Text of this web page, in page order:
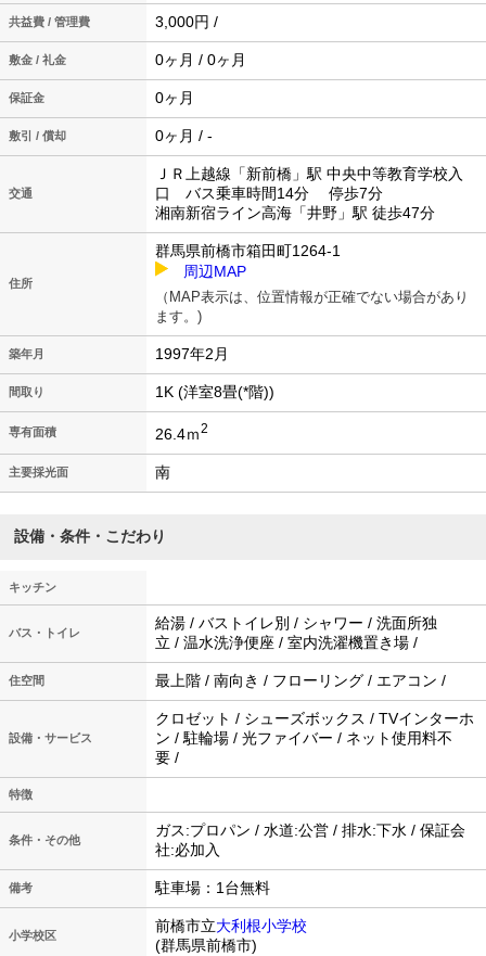
共益費 / 管理費 3,000円 /
敷金 / 礼金 0ヶ月 / 0ヶ月
保証金 0ヶ月
敷引 / 償却 0ヶ月 / -
交通
ＪＲ上越線「新前橋」駅 中央中等教育学校入
口 バス乗車時間14分 停歩7分
湘南新宿ライン高海「井野」駅 徒歩47分
住所
群馬県前橋市箱田町1264-1
周辺MAP
（MAP表示は、位置情報が正確でない場合があり
ます。)
築年月 1997年2月
間取り 1K (洋室8畳(*階))
専有面積 26.4ｍ2
主要採光面 南
設備・条件・こだわり
キッチン
バス・トイレ
給湯 / バストイレ別 / シャワー / 洗面所独
立 / 温水洗浄便座 / 室内洗濯機置き場 /
住空間 最上階 / 南向き / フローリング / エアコン /
設備・サービス
クロゼット / シューズボックス / TVインターホ
ン / 駐輪場 / 光ファイバー / ネット使用料不
要 /
特徴
条件・その他
ガス:プロパン / 水道:公営 / 排水:下水 / 保証会
社:必加入
備考 駐車場：1台無料
小学校区
前橋市立大利根小学校
(群馬県前橋市)